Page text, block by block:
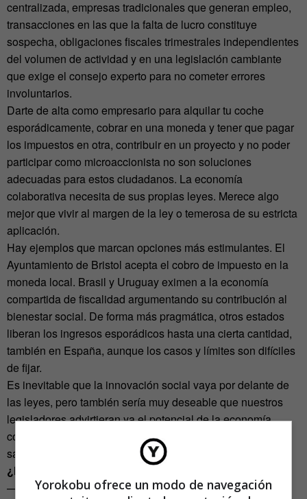
centralizada, empresas tradicionales que generan empleo,
transacciones en las que la falta de lucro constituye
sospecha, obligaciones fiscales trimestrales independientes
del volumen de actividad y en una legislación cambiante
que exige el consejo experto para no cometer errores
involuntarios.
Darte de alta como empresario para alquilar tu coche
esporádicamente, cobrar en una moneda y tener que pagar
los impuestos en otra, contribuir en un proyecto y no poder
participar como microaccionista no son soluciones
adecuadas para estos ciudadanos. La economía
colaborativa necesita de sus propias leyes. Merece algo
mejor que vivir al margen de la ley o temerosa de su estricta
aplicación.
Hay ejemplos que marcan opciones más estimulantes. El
Ayuntamiento de Bristol acepta el cobro de impuesto en la
moneda local. Brasil y Uruguay eximen a la economía
compartida de fiscalidad argumentando su contribución al
bienestar social. De forma más pragmática, otros estados
liberan los ingresos esporádicos hasta una cierta cantidad,
también en España, aunque los casos y límites son difíciles
de fijar.
Es inevitable que la innovación social vaya por delante de
las leyes, pero también sería muy deseable que nuestros
legisladores advirtieran ya el potencial de la economía
colaborativa y decidieran crear un marco específico para
sacarla de la tierra de nadie y favorecer su desarrollo.
¿Nos ponemos?
—
Yorokobu ofrece un modo de navegación